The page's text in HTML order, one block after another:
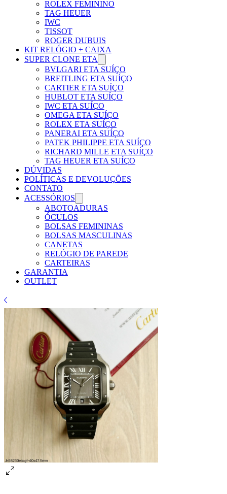
ROLEX FEMININO
TAG HEUER
IWC
TISSOT
ROGER DUBUIS
KIT RELÓGIO + CAIXA
SUPER CLONE ETA
BVLGARI ETA SUÍÇO
BREITLING ETA SUÍÇO
CARTIER ETA SUÍÇO
HUBLOT ETA SUÍÇO
IWC ETA SUÍÇO
OMEGA ETA SUÍÇO
ROLEX ETA SUÍÇO
PANERAI ETA SUÍÇO
PATEK PHILIPPE ETA SUÍÇO
RICHARD MILLE ETA SUÍÇO
TAG HEUER ETA SUÍÇO
DÚVIDAS
POLÍTICAS E DEVOLUÇÕES
CONTATO
ACESSÓRIOS
ABOTOADURAS
ÓCULOS
BOLSAS FEMININAS
BOLSAS MASCULINAS
CANETAS
RELÓGIO DE PAREDE
CARTEIRAS
GARANTIA
OUTLET